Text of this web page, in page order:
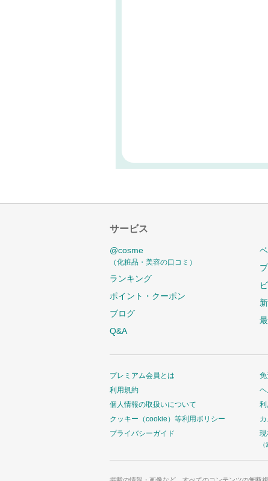
サービス
@cosme
（化粧品・美容の口コミ）
ランキング
ポイント・クーポン
ブログ
Q&A
プレミアム会員とは
利用規約
個人情報の取扱いについて
クッキー（cookie）等利用ポリシー
プライバシーガイド
免